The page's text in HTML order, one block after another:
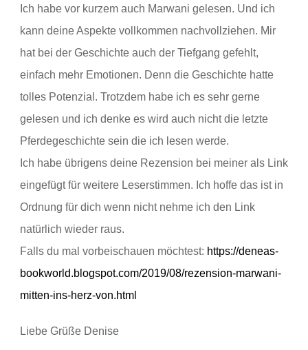
Ich habe vor kurzem auch Marwani gelesen. Und ich
kann deine Aspekte vollkommen nachvollziehen. Mir
hat bei der Geschichte auch der Tiefgang gefehlt,
einfach mehr Emotionen. Denn die Geschichte hatte
tolles Potenzial. Trotzdem habe ich es sehr gerne
gelesen und ich denke es wird auch nicht die letzte
Pferdegeschichte sein die ich lesen werde.
Ich habe übrigens deine Rezension bei meiner als Link
eingefügt für weitere Leserstimmen. Ich hoffe das ist in
Ordnung für dich wenn nicht nehme ich den Link
natürlich wieder raus.
Falls du mal vorbeischauen möchtest: https://deneas-
bookworld.blogspot.com/2019/08/rezension-marwani-
mitten-ins-herz-von.html
Liebe Grüße Denise